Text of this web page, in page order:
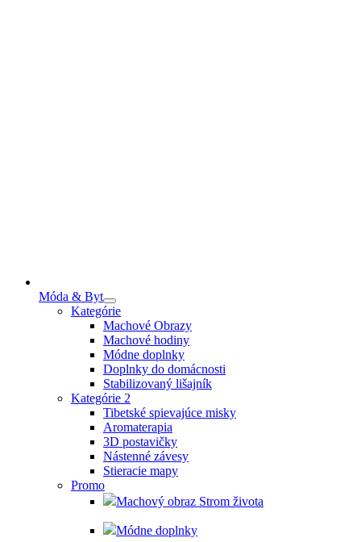
Móda & Byt
Kategórie
Machové Obrazy
Machové hodiny
Módne doplnky
Doplnky do domácnosti
Stabilizovaný lišajník
Kategórie 2
Tibetské spievajúce misky
Aromaterapia
3D postavičky
Nástenné závesy
Stieracie mapy
Promo
Machový obraz Strom života
Módne doplnky